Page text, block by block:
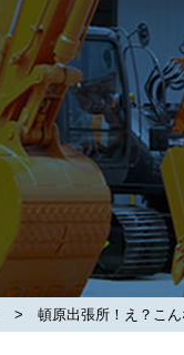
> 頓原出張所！え？こん